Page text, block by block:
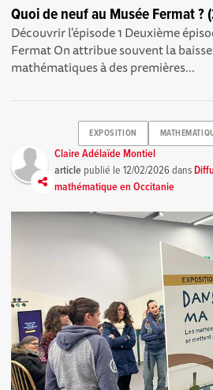
Quoi de neuf au Musée Fermat ?
Découvrir l'épisode 1 Deuxième
Fermat On attribue souvent la
mathématiques à des premières...
EXPOSITION
Claire Adélaïde Montiel
article publié le12/02/2026dans
mathématique en Occitanie